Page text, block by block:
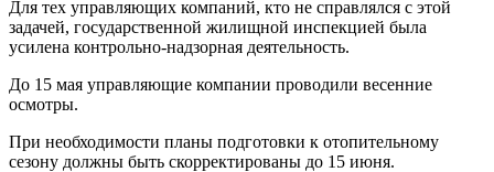
Для тех управляющих компаний, кто не справлялся с этой
задачей, государственной жилищной инспекцией была
усилена контрольно-надзорная деятельность.
До 15 мая управляющие компании проводили весенние
осмотры.
При необходимости планы подготовки к отопительному
сезону должны быть скорректированы до 15 июня.